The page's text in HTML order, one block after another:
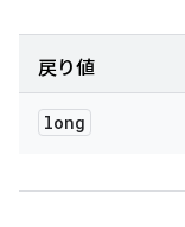
戻り値
long